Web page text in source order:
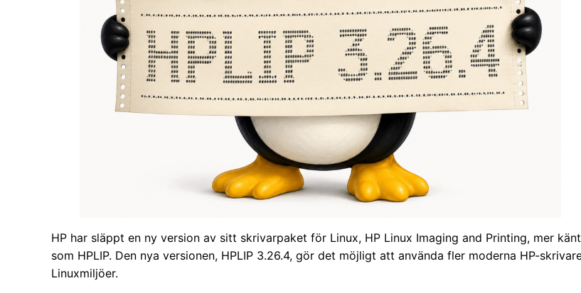
HP har släppt en ny version av sitt skrivarpaket för Linux, HP Linux Imaging and Printing, mer känt
som HPLIP. Den nya versionen, HPLIP 3.26.4, gör det möjligt att använda fler moderna HP-
Linuxmiljöer.